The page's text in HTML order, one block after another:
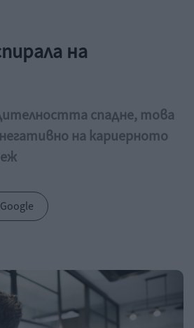
на
спадне, това
на кариерното